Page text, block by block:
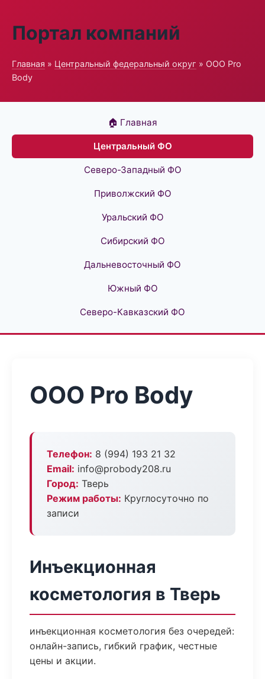
Портал компаний
Главная » Центральный федеральный округ » ООО Pro
Body
🏠 Главная
Центральный ФО
Северо-Западный ФО
Приволжский ФО
Уральский ФО
Сибирский ФО
Дальневосточный ФО
Южный ФО
Северо-Кавказский ФО
ООО Pro Body
Телефон: 8 (994) 193 21 32
Email: info@probody208.ru
Город: Тверь
Режим работы: Круглосуточно по
записи
Инъекционная
косметология в Тверь
инъекционная косметология без очередей:
онлайн-запись, гибкий график, честные
цены и акции.